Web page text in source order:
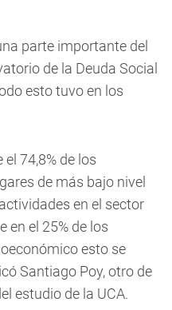
parte importante del
de la Deuda Social
esto tuvo en los
74,8% de los
de más bajo nivel
en el sector
en el 25% de los
esto se
Santiago Poy, otro de
estudio de la UCA.